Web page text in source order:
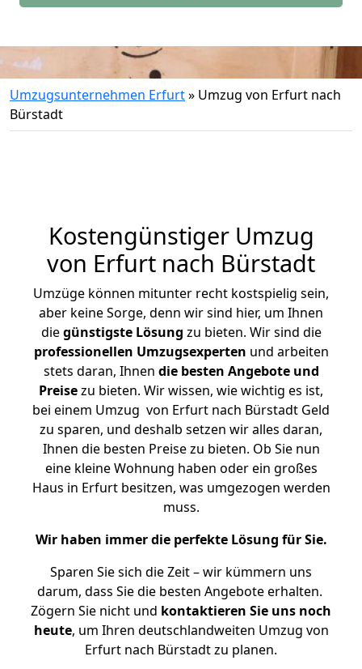
Umzugsunternehmen Erfurt» Umzug von Erfurt nach
Bürstadt
Kostengünstiger Umzug
von Erfurt nach Bürstadt
Umzüge können mitunter recht kostspielig sein,
aber keine Sorge, denn wir sind hier, um Ihnen
diegünstigste Lösung zu bieten. Wir sind die
professionellen Umzugsexperten und arbeiten
stets daran, Ihnen die besten Angebote und
Preisezu bieten. Wir wissen, wie wichtig es ist,
bei einem Umzug von Erfurt nach Bürstadt Geld
zu sparen, und deshalb setzen wir alles daran,
Ihnen die besten Preise zu bieten. Ob Sie nun
eine kleine Wohnung haben oder ein großes
Haus in Erfurt besitzen, was umgezogen werden
muss.
Wir haben immer die perfekte Lösung für Sie.
Sparen Sie sich die Zeit – wir kümmern uns
darum, dass Sie die besten Angebote erhalten.
Zögern Sie nicht und kontaktieren Sie uns noch
heute, um Ihren deutschlandweiten Umzug von
Erfurt nach Bürstadt zu planen.